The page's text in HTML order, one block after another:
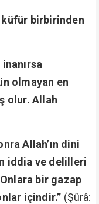
küfür birbirinden
olmayan en
olur. Allah
Allah’ın dini
iddia ve delilleri
bir gazap
içindir.” (Şûrâ: